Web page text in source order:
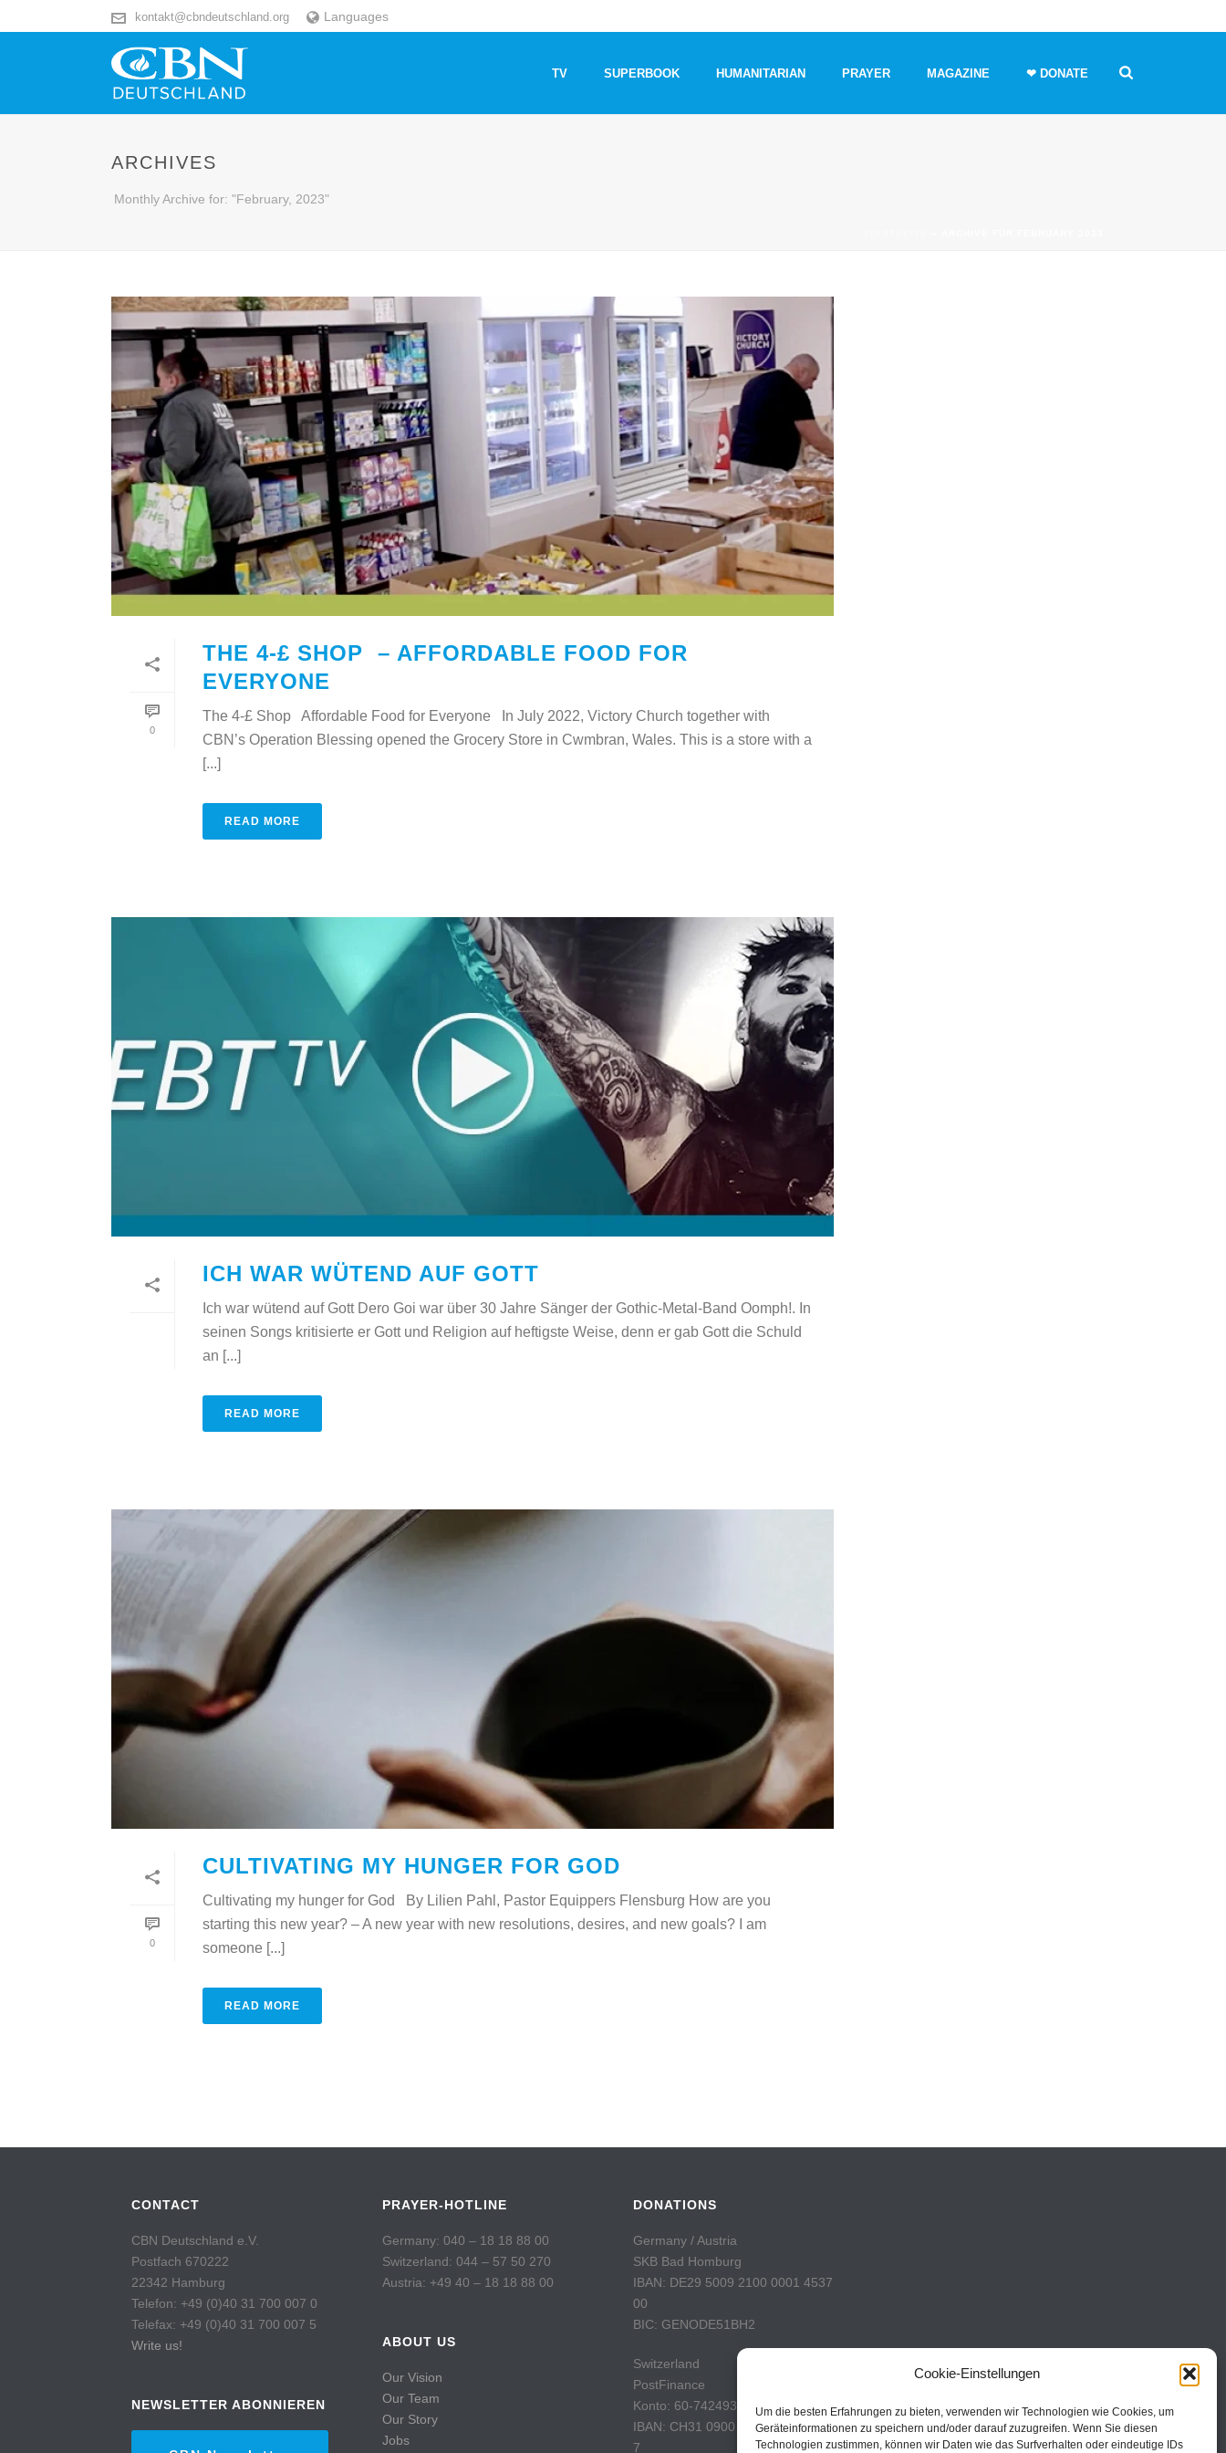
Cookie-Einstellungen
Um die besten Erfahrungen zu bieten, verwenden wir Technologien wie Cookies, um
Geräteinformationen zu speichern und/oder darauf zuzugreifen. Wenn Sie diesen
Technologien zustimmen, können wir Daten wie das Surfverhalten oder eindeutige IDs
kontakt@cbndeutschland.org Languages
TV SUPERBOOK HUMANITARIAN PRAYER MAGAZINE ❤ DONATE
ARCHIVES
Monthly Archive for: "February, 2023"
0
THE 4-£ SHOP – AFFORDABLE FOOD FOR
EVERYONE
The 4-£ Shop Affordable Food for Everyone In July 2022, Victory Church together with
CBN’s Operation Blessing opened the Grocery Store in Cwmbran, Wales. This is a store with a
[...]
READ MORE
ICH WAR WÜTEND AUF GOTT
Ich war wütend auf Gott Dero Goi war über 30 Jahre Sänger der Gothic-Metal-Band Oomph!. In
seinen Songs kritisierte er Gott und Religion auf heftigste Weise, denn er gab Gott die Schuld
an [...]
READ MORE
0
CULTIVATING MY HUNGER FOR GOD
Cultivating my hunger for God By Lilien Pahl, Pastor Equippers Flensburg How are you
starting this new year? – A new year with new resolutions, desires, and new goals? I am
someone [...]
READ MORE
CONTACT
CBN Deutschland e.V.
Postfach 670222
22342 Hamburg
Telefon: +49 (0)40 31 700 007 0
Telefax: +49 (0)40 31 700 007 5
Write us!
NEWSLETTER ABONNIEREN
PRAYER-HOTLINE
Germany: 040 – 18 18 88 00
Switzerland: 044 – 57 50 270
Austria: +49 40 – 18 18 88 00
ABOUT US
Our Vision
Our Team
Our Story
Jobs
DONATIONS
Germany / Austria
SKB Bad Homburg
IBAN: DE29 5009 2100 0001 4537
00
BIC: GENODE51BH2
Switzerland
PostFinance
Konto: 60-742493-7
IBAN: CH31 0900 0000 6074 2493
7